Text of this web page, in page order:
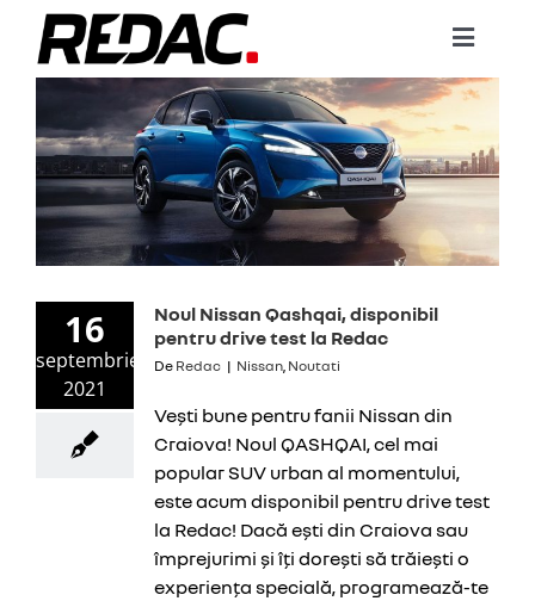
content
Toggle
DACIA
16
septembrie
2021
Noul Nissan Qashqai, disponibil
pentru drive test la Redac
De Redac | Nissan Noutati
Vești bune pentru fanii Nissan din
Craiova! Noul QASHQAI, cel mai
popular SUV urban al momentului,
este acum disponibil pentru drive test
la Redac! Dacă ești din Craiova sau
împrejurimi și îți dorești să trăiești o
experiența specială, programează-te